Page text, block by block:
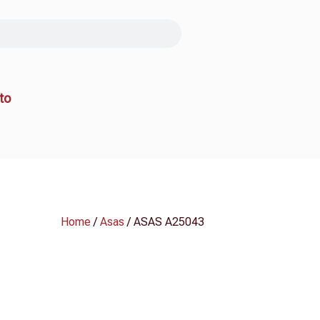
Home/Asas / ASAS A25043